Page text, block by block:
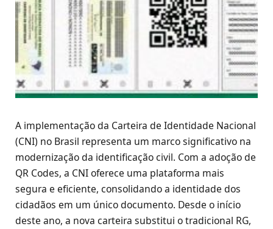
A implementação da Carteira de Identidade Nacional
(CNI) no Brasil representa um marco significativo na
modernização da identificação civil. Com a adoção de
QR Codes, a CNI oferece uma plataforma mais
segura e eficiente, consolidando a identidade dos
cidadãos em um único documento. Desde o início
deste ano, a nova carteira substitui o tradicional RG,